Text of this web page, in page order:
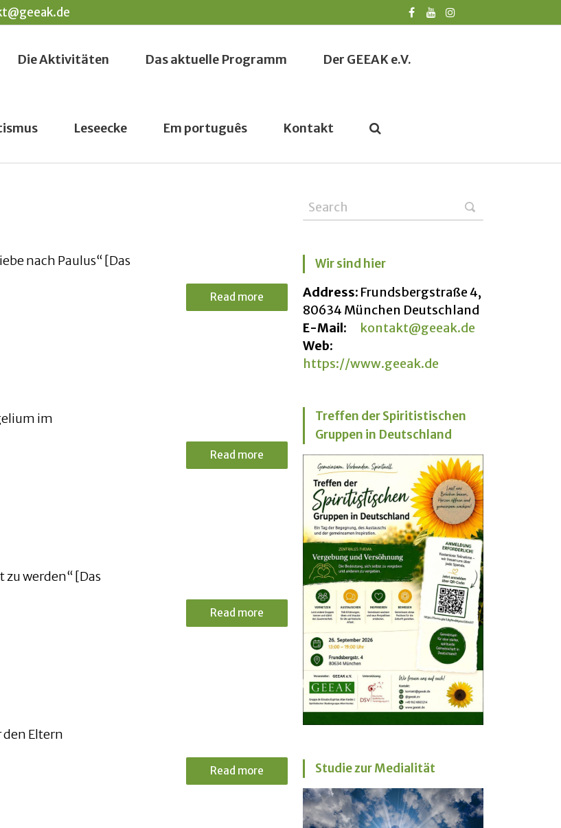
Die Aktivitäten Das aktuelle Programm Der GEEAK e.V.
Leseecke Em português Kontakt
nach Paulus“ [Das
Read more
im
Read more
werden“ [Das
Read more
Eltern
Read more
Wir sind hier
Address: Frundsbergstraße 4,
80634 München Deutschland
E-Mail:
kontakt@geeak.de
Web:
https://www.geeak.de
Treffen der Spiritistischen
Gruppen in Deutschland
Studie zur Medialität